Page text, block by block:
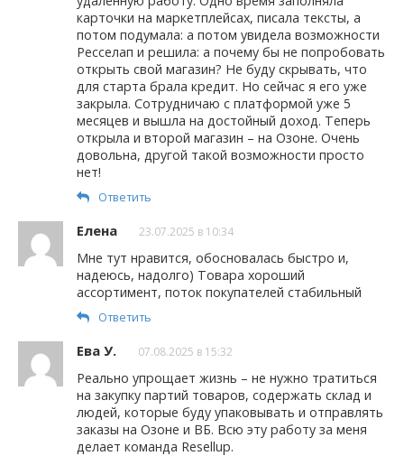
карточки на маркетплейсах, писала тексты, а
потом подумала: а потом увидела возможности
Ресселап и решила: а почему бы не попробовать
открыть свой магазин? Не буду скрывать, что
для старта брала кредит. Но сейчас я его уже
закрыла. Сотрудничаю с платформой уже 5
месяцев и вышла на достойный доход. Теперь
открыла и второй магазин – на Озоне. Очень
довольна, другой такой возможности просто
нет!
Ответить
Елена 23.07.2025 в 10:34
Мне тут нравится, обосновалась быстро и,
надеюсь, надолго) Товара хороший
ассортимент, поток покупателей стабильный
Ответить
Ева У. 07.08.2025 в 15:32
Реально упрощает жизнь – не нужно тратиться
на закупку партий товаров, содержать склад и
людей, которые буду упаковывать и отправлять
заказы на Озоне и ВБ. Всю эту работу за меня
делает команда Resellup.